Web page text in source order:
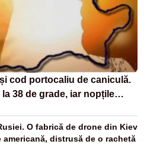
cod portocaliu de caniculă.
38 de grade, iar nopțile
O fabrică de drone din Kiev
distrusă de o rachetă